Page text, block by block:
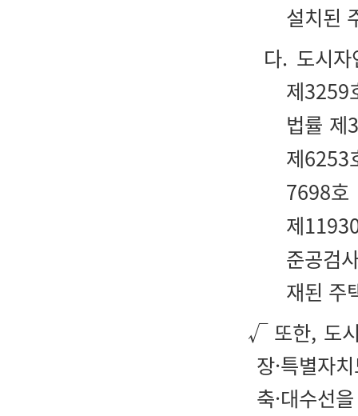
설치된
다. 도시
제
법률
제
7698호
제
준공검
재된 주
√ 또한, 도시
장·특별자
축·대수선